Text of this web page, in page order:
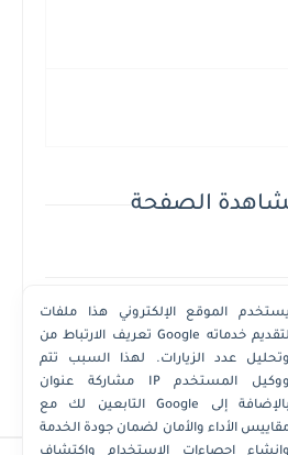
الصفحة
Powered by Translate
يستخدم الموقع الإلكتروني هذا ملفات
تعريف الارتباط من Google لتقديم خدماته
وتحليل عدد الزيارات. لهذا السبب تتم
مشاركة عنوان IP ووكيل المستخدم
التابعين لك مع Google بالإضافة إلى
الأداء والأمان لضمان جودة الخدمة